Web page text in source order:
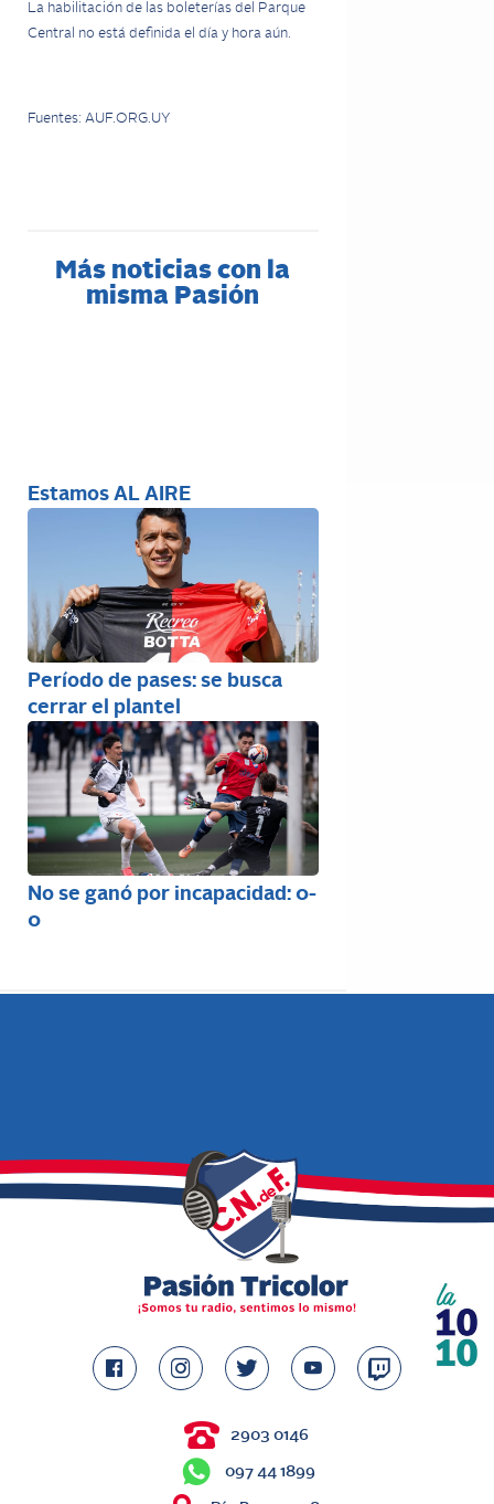
La habilitación de las boleterías del Parque
Central no está definida el día y hora aún.
Fuentes: AUF.ORG.UY
Más noticias con la
misma Pasión
Estamos AL AIRE
Período de pases: se busca
cerrar el plantel
No se ganó por incapacidad: 0-
0
2903 0146
097 44 1899